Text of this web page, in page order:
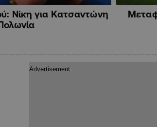
Νίκη για Κατσαντώνη